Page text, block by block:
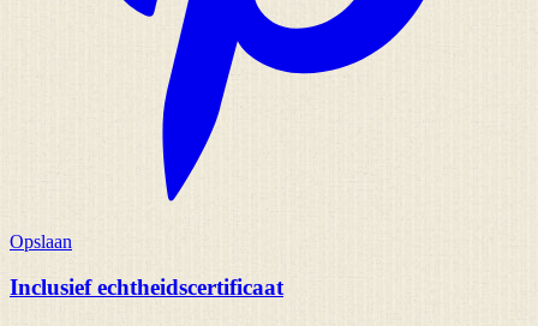
Opslaan
Inclusief echtheidscertificaat